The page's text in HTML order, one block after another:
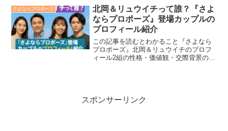
ABEMAのリアリティ番組『さよならプロ
ポーズ via スペ...
さよならプロポーズ
北岡＆リュウイチって誰？『さよ
ならプロポーズ』登場カップルの
プロフィール紹介
この記事を読むとわかること『さよなら
プロポーズ』北岡＆リュウイチのプロフ
ィール2組の性格・価値観・交際背景のポ
スポンサーリンク